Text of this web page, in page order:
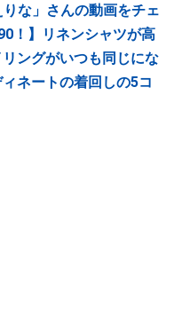
な」さんの動画をチェ
！】リネンシャツが高
ングがいつも同じにな
ネートの着回しの5コ